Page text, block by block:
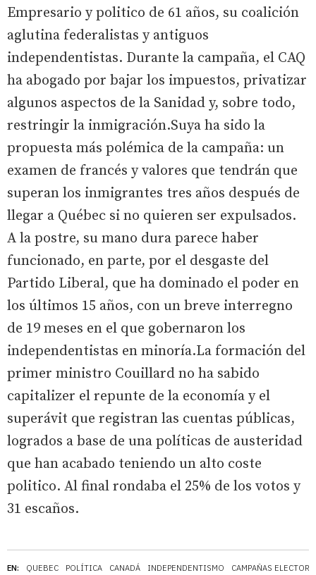
EN: QUEBEC POLÍTICA CANADÁ INDEPENDENTISMO CAMPAÑAS
Empresario y politico de 61 años, su coalición
aglutina federalistas y antiguos
independentistas. Durante la campaña, el CAQ
ha abogado por bajar los impuestos, privatizar
algunos aspectos de la Sanidad y, sobre todo,
restringir la inmigración.Suya ha sido la
propuesta más polémica de la campaña: un
examen de francés y valores que tendrán que
superan los inmigrantes tres años después de
llegar a Québec si no quieren ser expulsados.
A la postre, su mano dura parece haber
funcionado, en parte, por el desgaste del
Partido Liberal, que ha dominado el poder en
los últimos 15 años, con un breve interregno
de 19 meses en el que gobernaron los
independentistas en minoría.La formación del
primer ministro Couillard no ha sabido
capitalizer el repunte de la economía y el
superávit que registran las cuentas públicas,
logrados a base de una políticas de austeridad
que han acabado teniendo un alto coste
politico. Al final rondaba el 25% de los votos y
31 escaños.